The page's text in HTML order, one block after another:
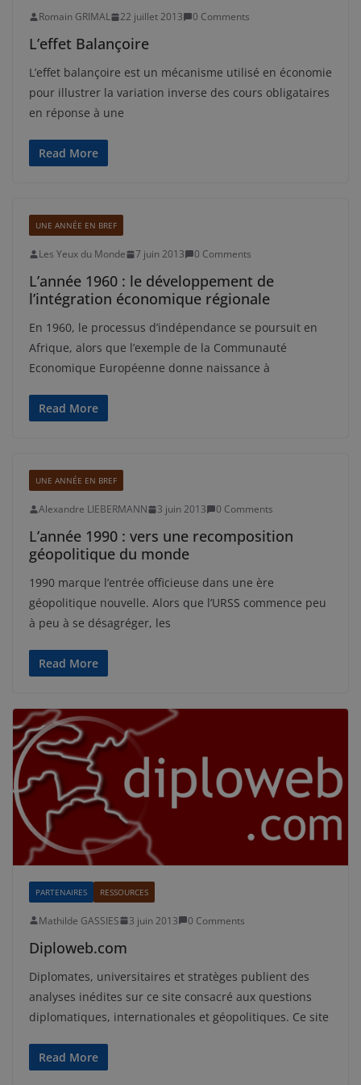
Romain GRIMAL 22 juillet 2013 0 Comments
L’effet Balançoire
L’effet balançoire est un mécanisme utilisé en économie
pour illustrer la variation inverse des cours obligataires
en réponse à une
Read More
UNE ANNÉE EN BREF
Les Yeux du Monde 7 juin 2013 0 Comments
L’année 1960 : le développement de
l’intégration économique régionale
En 1960, le processus d’indépendance se poursuit en
Afrique, alors que l’exemple de la Communauté
Economique Européenne donne naissance à
Read More
UNE ANNÉE EN BREF
Alexandre LIEBERMANN 3 juin 2013 0 Comments
L’année 1990 : vers une recomposition
géopolitique du monde
1990 marque l’entrée officieuse dans une ère
géopolitique nouvelle. Alors que l’URSS commence peu
à peu à se désagréger, les
Read More
PARTENAIRES RESSOURCES
Mathilde GASSIES 3 juin 2013 0 Comments
Diploweb.com
Diplomates, universitaires et stratèges publient des
analyses inédites sur ce site consacré aux questions
diplomatiques, internationales et géopolitiques. Ce site
Read More